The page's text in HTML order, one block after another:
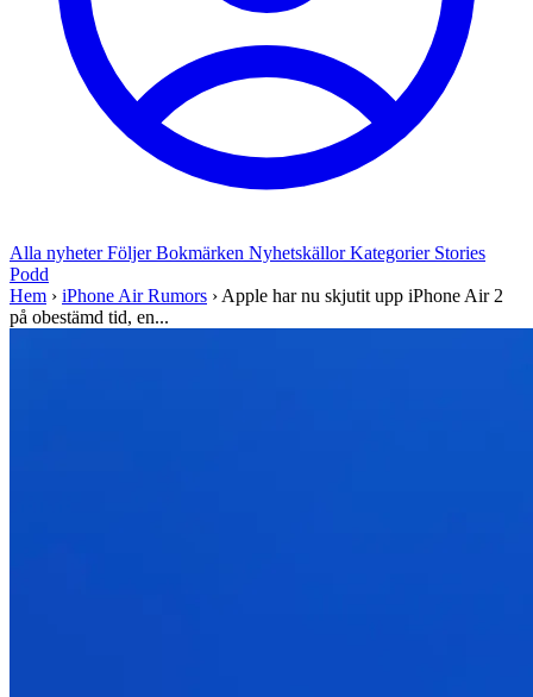
Alla nyheterFöljerBokmärken NyhetskällorKategorier Stories
Podd
Hem › iPhone Air Rumors › Apple har nu skjutit upp iPhone Air 2
på obestämd tid, en...